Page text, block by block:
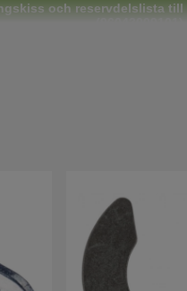
och reservdelslista till